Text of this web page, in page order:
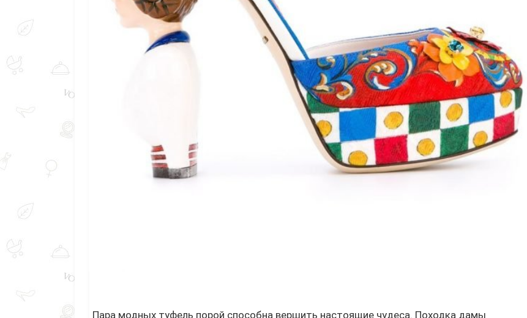
Пара модных туфель порой способна вершить настоящие чудеса. Походка дамы